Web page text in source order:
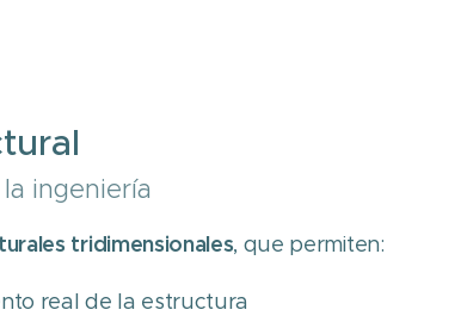
ingeniería
tridimensionales, que permiten:
real de la estructura